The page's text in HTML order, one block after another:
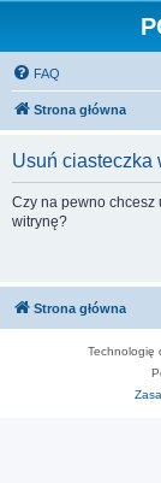
FAQ
Strona główna
Usuń ciasteczka
Czy na pewno chcesz
witrynę?
Strona główna
Technologię